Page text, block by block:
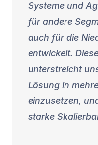
Systeme und
für andere
auch für die
entwickelt.
unterstreicht
Lösung in
einzusetzen,
starke